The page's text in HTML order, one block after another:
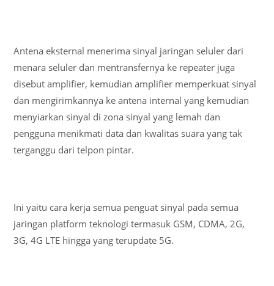
Antena eksternal menerima sinyal jaringan seluler dari
menara seluler dan mentransfernya ke repeater juga
disebut amplifier, kemudian amplifier memperkuat sinyal
dan mengirimkannya ke antena internal yang kemudian
menyiarkan sinyal di zona sinyal yang lemah dan
pengguna menikmati data dan kwalitas suara yang tak
terganggu dari telpon pintar.
Ini yaitu cara kerja semua penguat sinyal pada semua
jaringan platform teknologi termasuk GSM, CDMA, 2G,
3G, 4G LTE hingga yang terupdate 5G.